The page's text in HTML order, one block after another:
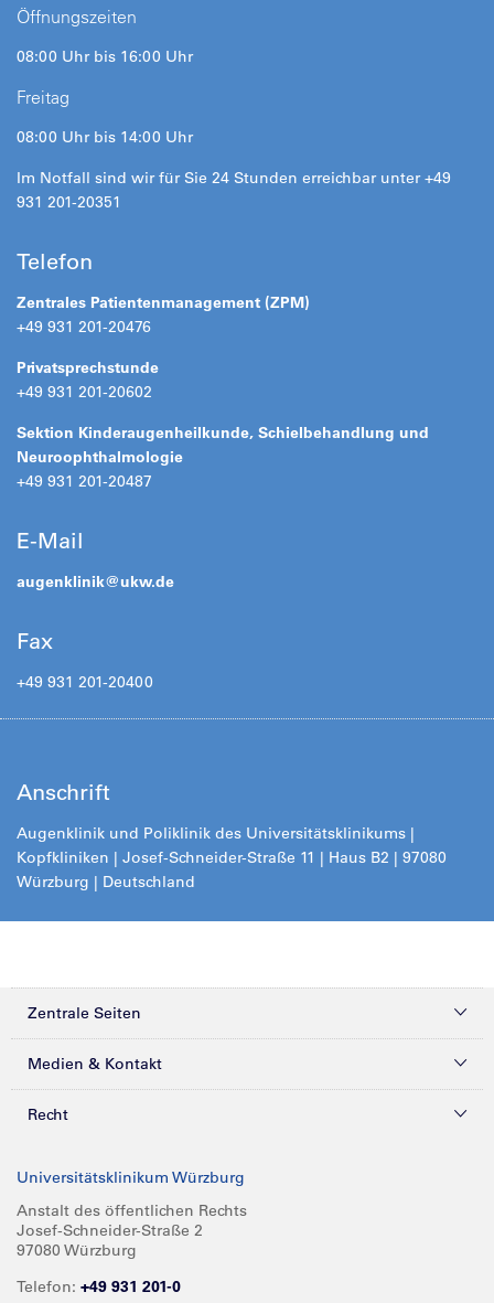
Öffnungszeiten
08:00 Uhr bis 16:00 Uhr
Freitag
08:00 Uhr bis 14:00 Uhr
Im Notfall sind wir für Sie 24 Stunden erreichbar unter +49
931 201-20351
Telefon
Zentrales Patientenmanagement (ZPM)
+49 931 201-20476
Privatsprechstunde
+49 931 201-20602
Sektion Kinderaugenheilkunde, Schielbehandlung und
Neuroophthalmologie
+49 931 201-20487
E-Mail
augenklinik@ukw.de
Fax
+49 931 201-20400
Anschrift
Augenklinik und Poliklinik des Universitätsklinikums |
Kopfkliniken | Josef-Schneider-Straße 11 | Haus B2 | 97080
Würzburg | Deutschland
Zentrale Seiten
Kliniken & Zentren
Forschung
Karriere
Medien & Kontakt
Presse
Glossar
Spenden
Recht
Compliance
Impressum
Barrierefreiheit
Universitätsklinikum Würzburg
Anstalt des öffentlichen Rechts
Josef-Schneider-Straße 2
97080 Würzburg
Telefon: +49 931 201-0